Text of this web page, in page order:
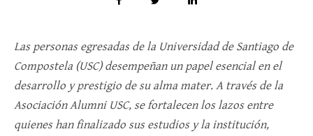
Las personas egresadas de la Universidad de Santiago de
Compostela (USC) desempeñan un papel esencial en el
desarrollo y prestigio de su alma mater. A través de la
Asociación Alumni USC, se fortalecen los lazos entre
quienes han finalizado sus estudios y la institución,